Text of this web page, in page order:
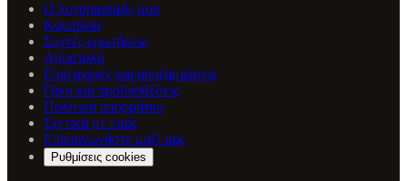
Ο λογαριασμός μου
Κουπόνια
Συχνές ερωτήσεις
Αποστολή
Επιστροφές και αποζημιώσεις
Όροι και προϋποθέσεις
Πολιτική απορρήτου
Σχετικά με εμάς
Επικοινωνήστε μαζί μας
Ρυθμίσεις cookies